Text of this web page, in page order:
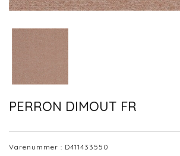
PERRON DIMOUT FR
Varenummer : D411433550